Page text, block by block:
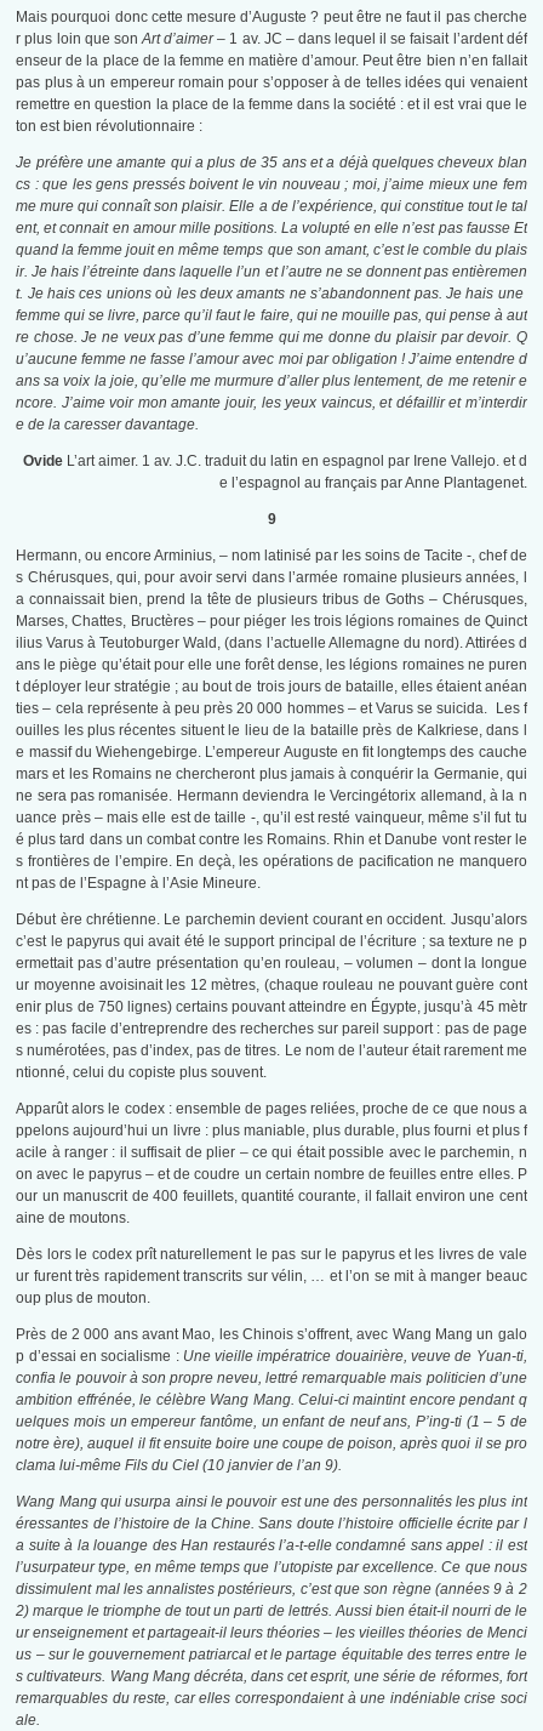
Mais pourquoi donc cette mesure d’Auguste ? peut être ne faut il pas cherche
r plus loin que sonArt d’aimer – 1 av. JC – dans lequel il se faisait l’ardent déf
enseur de la place de la femme en matière d’amour. Peut être bien n’en fallait
pas plus à un empereur romain pour s’opposer à de telles idées qui venaient
remettre en question la place de la femme dans la société : et il est vrai que le
ton est bien révolutionnaire :
Je préfère une amante qui a plus de 35 ans et a déjà quelques cheveux blan
cs : que les gens pressés boivent le vin nouveau ; moi, j’aime mieux une fem
me mure qui connaît son plaisir. Elle a de l’expérience, qui constitue tout le tal
ent, et connait en amour mille positions. La volupté en elle n’est pas fausse Et
quand la femme jouit en même temps que son amant, c’est le comble du plais
ir. Je hais l’étreinte dans laquelle l’un et l’autre ne se donnent pas entièremen
t. Je hais ces unions où les deux amants ne s’abandonnent pas. Je hais une
femme qui se livre, parce qu’il faut le faire, qui ne mouille pas, qui pense à aut
re chose. Je ne veux pas d’une femme qui me donne du plaisir par devoir. Q
u’aucune femme ne fasse l’amour avec moi par obligation ! J’aime entendre d
ans sa voix la joie, qu’elle me murmure d’aller plus lentement, de me retenir e
ncore. J’aime voir mon amante jouir, les yeux vaincus, et défaillir et m’interdir
e de la caresser davantage.
OvideL’art aimer. 1 av. J.C. traduit du latin en espagnol par Irene Vallejo. et d
e l’espagnol au français par Anne Plantagenet.
9
Hermann, ou encore Arminius, – nom latinisé par les soins de Tacite -, chef de
s Chérusques, qui, pour avoir servi dans l’armée romaine plusieurs années, l
a connaissait bien, prend la tête de plusieurs tribus de Goths – Chérusques,
Marses, Chattes, Bructères – pour piéger les trois légions romaines de Quinct
ilius Varus à Teutoburger Wald, (dans l’actuelle Allemagne du nord). Attirées d
ans le piège qu’était pour elle une forêt dense, les légions romaines ne puren
t déployer leur stratégie ; au bout de trois jours de bataille, elles étaient anéan
ties – cela représente à peu près 20 000 hommes – et Varus se suicida. Les f
ouilles les plus récentes situent le lieu de la bataille près de Kalkriese, dans l
e massif du Wiehengebirge. L’empereur Auguste en fit longtemps des cauche
mars et les Romains ne chercheront plus jamais à conquérir la Germanie, qui
ne sera pas romanisée. Hermann deviendra le Vercingétorix allemand, à la n
uance près – mais elle est de taille -, qu’il est resté vainqueur, même s’il fut tu
é plus tard dans un combat contre les Romains. Rhin et Danube vont rester le
s frontières de l’empire. En deçà, les opérations de pacification ne manquero
nt pas de l’Espagne à l’Asie Mineure.
Début ère chrétienne. Le parchemin devient courant en occident. Jusqu’alors
c’est le papyrus qui avait été le support principal de l’écriture ; sa texture ne p
ermettait pas d’autre présentation qu’en rouleau, – volumen – dont la longue
ur moyenne avoisinait les 12 mètres, (chaque rouleau ne pouvant guère cont
enir plus de 750 lignes) certains pouvant atteindre en Égypte, jusqu’à 45 mètr
es : pas facile d’entreprendre des recherches sur pareil support : pas de page
s numérotées, pas d’index, pas de titres. Le nom de l’auteur était rarement me
ntionné, celui du copiste plus souvent.
Apparût alors le codex : ensemble de pages reliées, proche de ce que nous a
ppelons aujourd’hui un livre : plus maniable, plus durable, plus fourni et plus f
acile à ranger : il suffisait de plier – ce qui était possible avec le parchemin, n
on avec le papyrus – et de coudre un certain nombre de feuilles entre elles. P
our un manuscrit de 400 feuillets, quantité courante, il fallait environ une cent
aine de moutons.
Dès lors le codex prît naturellement le pas sur le papyrus et les livres de vale
ur furent très rapidement transcrits sur vélin, … et l’on se mit à manger beauc
oup plus de mouton.
Près de 2 000 ans avant Mao, les Chinois s’offrent, avec Wang Mang un galo
p d’essai en socialisme : Une vieille impératrice douairière, veuve de Yuan-ti,
confia le pouvoir à son propre neveu, lettré remarquable mais politicien d’une
ambition effrénée, le célèbre Wang Mang. Celui-ci maintint encore pendant q
uelques mois un empereur fantôme, un enfant de neuf ans, P’ing-ti (1 – 5 de
notre ère), auquel il fit ensuite boire une coupe de poison, après quoi il se pro
clama lui-même Fils du Ciel (10 janvier de l’an 9).
Wang Mang qui usurpa ainsi le pouvoir est une des personnalités les plus int
éressantes de l’histoire de la Chine. Sans doute l’histoire officielle écrite par l
a suite à la louange des Han restaurés l’a-t-elle condamné sans appel : il est
l’usurpateur type, en même temps que l’utopiste par excellence. Ce que nous
dissimulent mal les annalistes postérieurs, c’est que son règne (années 9 à 2
2) marque le triomphe de tout un parti de lettrés. Aussi bien était-il nourri de le
ur enseignement et partageait-il leurs théories – les vieilles théories de Menci
us – sur le gouvernement patriarcal et le partage équitable des terres entre le
s cultivateurs. Wang Mang décréta, dans cet esprit, une série de réformes, fort
remarquables du reste, car elles correspondaient à une indéniable crise soci
ale.